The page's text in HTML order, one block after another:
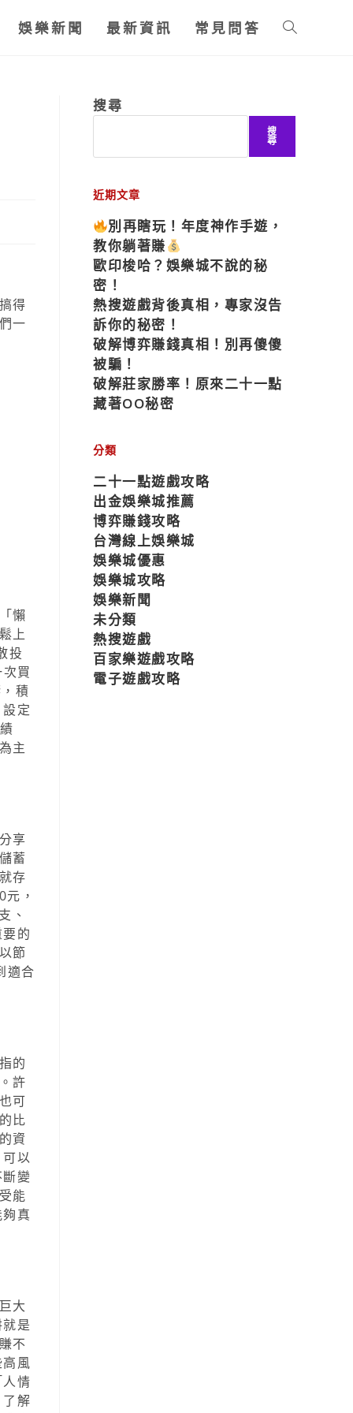
娛樂新聞 最新資訊 常見問答
得
一
懶
上
投
買
積
定
主
享
蓄
存
，
、
的
節
適合
的
許
可
比
資
以
變
能
真
大
是
不
風
情
解
搜尋
搜
尋
近期文章
別再瞎玩！年度神作手遊，
教你躺著賺
歐印梭哈？娛樂城不說的秘
密！
熱搜遊戲背後真相，專家沒告
訴你的秘密！
破解博弈賺錢真相！別再傻傻
被騙！
破解莊家勝率！原來二十一點
藏著OO秘密
分類
二十一點遊戲攻略
出金娛樂城推薦
博弈賺錢攻略
台灣線上娛樂城
娛樂城優惠
娛樂城攻略
娛樂新聞
未分類
熱搜遊戲
百家樂遊戲攻略
電子遊戲攻略